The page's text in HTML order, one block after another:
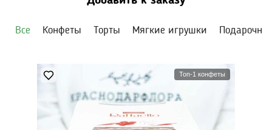
Все Конфеты Торты Мягкие игрушки
Топ-1 конфеты